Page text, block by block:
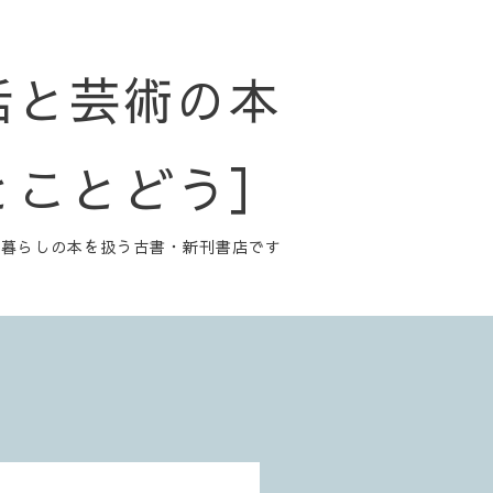
と芸術の本
とどう］
らしの本を扱う古書・新刊書店です